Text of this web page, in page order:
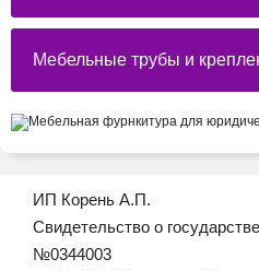
Мебельные трубы и
ИП Корень А.П.
Свидетельство о
№0344003